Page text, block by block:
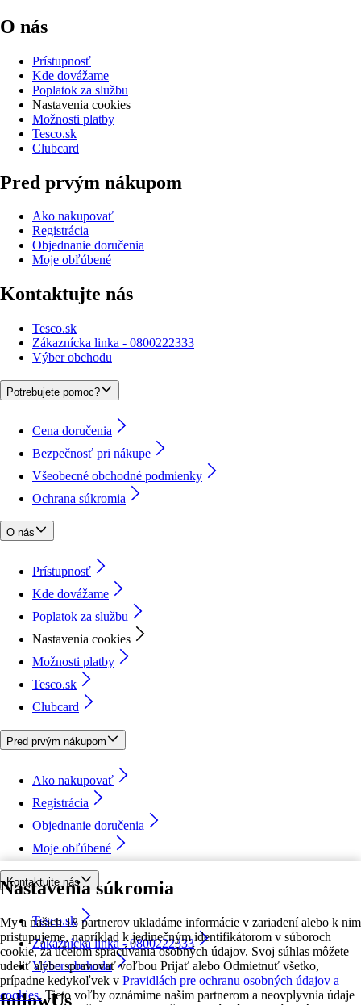
Nastavenia súkromia
My a našich 18 partnerov ukladáme informácie v zariadení alebo k nim
pristupujeme, napríklad k jedinečným identifikátorom v súboroch
cookie, za účelom spracúvania osobných údajov. Svoj súhlas môžete
udeliť alebo spravovať voľbou Prijať alebo Odmietnuť všetko,
prípadne kedykoľvek v Pravidlách pre ochranu osobných údajov a
cookies. Tieto voľby oznámime našim partnerom a neovplyvnia údaje
O nás
Prístupnosť
Kde dovážame
Poplatok za službu
Nastavenia cookies
Možnosti platby
Tesco.sk
Clubcard
Pred prvým nákupom
Ako nakupovať
Registrácia
Objednanie doručenia
Moje obľúbené
Kontaktujte nás
Tesco.sk
Zákaznícka linka - 0800222333
Výber obchodu
Potrebujete pomoc?
Cena doručenia
Bezpečnosť pri nákupe
Všeobecné obchodné podmienky
Ochrana súkromia
O nás
Prístupnosť
Kde dovážame
Poplatok za službu
Nastavenia cookies
Možnosti platby
Tesco.sk
Clubcard
Pred prvým nákupom
Ako nakupovať
Registrácia
Objednanie doručenia
Moje obľúbené
Kontaktujte nás
Tesco.sk
Zákaznícka linka - 0800222333
Výber obchodu
followUs